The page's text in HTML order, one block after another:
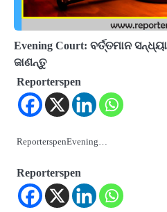
Evening Court: ବର୍ତ୍ତମାନ
ଜାଣନ୍ତୁ
Reporterspen
ReporterspenEvening…
Reporterspen